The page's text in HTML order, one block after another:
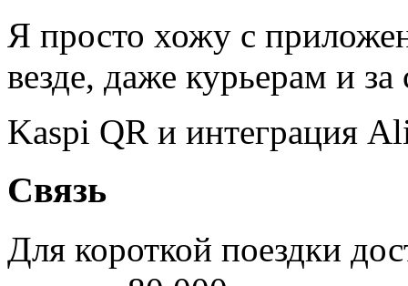
Я просто хожу с
везде, даже курьерам и
Kaspi QR и интеграция
Связь
Для короткой поездки